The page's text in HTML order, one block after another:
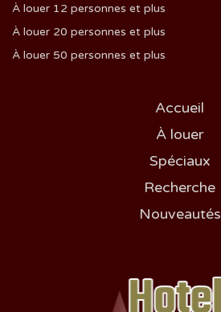
À louer 12 personnes et plus
À louer 20 personnes et plus
À louer 50 personnes et plus
Accueil
À louer
Spéciaux
Recherche
Nouveautés